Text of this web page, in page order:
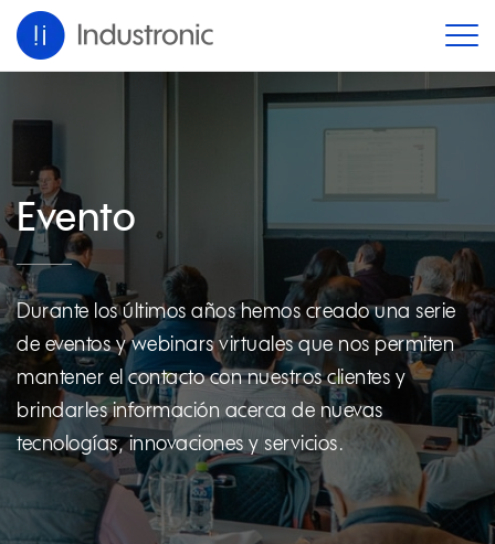
Evento
Durante los últimos años hemos creado una serie
de eventos y webinars virtuales que nos permiten
mantener el contacto con nuestros clientes y
brindarles información acerca de nuevas
tecnologías, innovaciones y servicios.